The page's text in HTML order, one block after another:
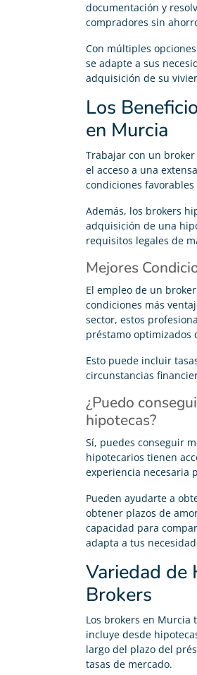
documentación y
compradores sin
Con múltiples
se adapte a sus
adquisición de su
Los
en Murcia
Trabajar con un
el acceso a una
condiciones
Además, los brokers
adquisición de una
requisitos legales de
Mejores
El empleo de un
condiciones más
sector, estos
préstamo optimizados
Esto puede incluir
circunstancias
¿Puedo
hipotecas?
Sí, puedes conseguir
hipotecarios tienen
experiencia necesaria
Pueden ayudarte a
obtener plazos de
capacidad para
adapta a tus
Variedad de
Brokers
Los brokers en Murcia
incluye desde
largo del plazo del
tasas de mercado.
Alberto Silvestre
 
Gracias Adity por ayudarme a
Sobre todo a Pedro, el agente
muy agradable y atento.